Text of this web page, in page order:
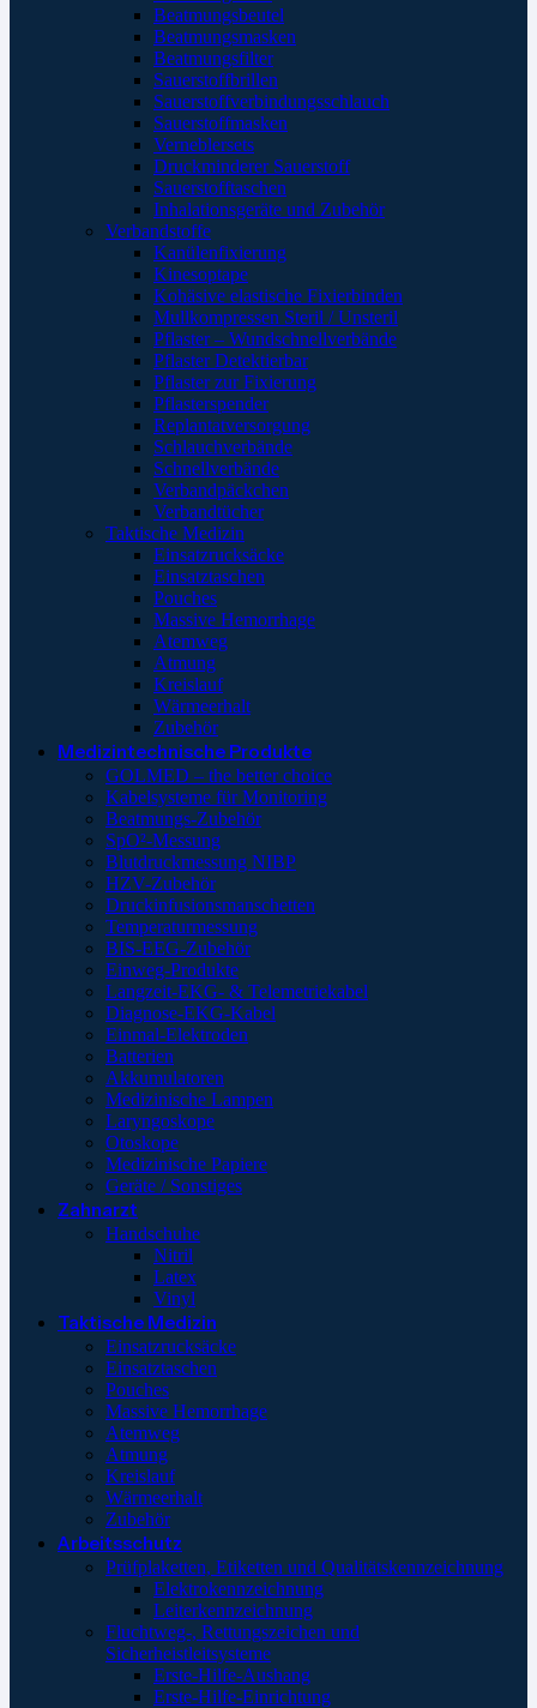
Beatmungsbeutel
Beatmungsmasken
Beatmungsfilter
Sauerstoffbrillen
Sauerstoffverbindungsschlauch
Sauerstoffmasken
Verneblersets
Druckminderer Sauerstoff
Sauerstofftaschen
Inhalationsgeräte und Zubehör
Verbandstoffe
Kanülenfixierung
Kinesoptape
Kohäsive elastische Fixierbinden
Mullkompressen Steril / Unsteril
Pflaster – Wundschnellverbände
Pflaster Detektierbar
Pflaster zur Fixierung
Pflasterspender
Replantatversorgung
Schlauchverbände
Schnellverbände
Verbandpäckchen
Verbandtücher
Taktische Medizin
Einsatzrucksäcke
Einsatztaschen
Pouches
Massive Hemorrhage
Atemweg
Atmung
Kreislauf
Wärmeerhalt
Zubehör
Medizintechnische Produkte
GOLMED – the better choice
Kabelsysteme für Monitoring
Beatmungs-Zubehör
SpO²-Messung
Blutdruckmessung NIBP
HZV-Zubehör
Druckinfusionsmanschetten
Temperaturmessung
BIS-EEG-Zubehör
Einweg-Produkte
Langzeit-EKG- & Telemetriekabel
Diagnose-EKG-Kabel
Einmal-Elektroden
Batterien
Akkumulatoren
Medizinische Lampen
Laryngoskope
Otoskope
Medizinische Papiere
Geräte / Sonstiges
Zahnarzt
Handschuhe
Nitril
Latex
Vinyl
Taktische Medizin
Einsatzrucksäcke
Einsatztaschen
Pouches
Massive Hemorrhage
Atemweg
Atmung
Kreislauf
Wärmeerhalt
Zubehör
Arbeitsschutz
Prüfplaketten, Etiketten und Qualitätskennzeichnung
Elektrokennzeichnung
Leiterkennzeichnung
Fluchtweg-, Rettungszeichen und
Sicherheistleitsysteme
Erste-Hilfe-Aushang
Erste-Hilfe-Einrichtung